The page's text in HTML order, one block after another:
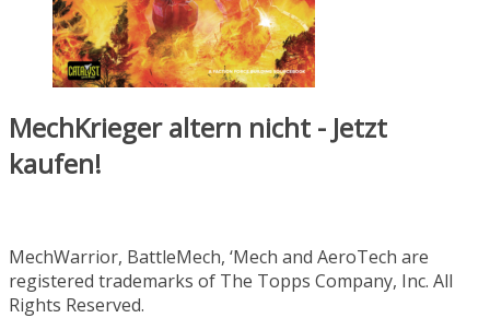
MechKrieger altern nicht - Jetzt
kaufen!
MechWarrior, BattleMech, ‘Mech and AeroTech are
registered trademarks of The Topps Company, Inc. All
Rights Reserved.